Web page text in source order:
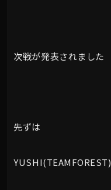
次戦が発表されました
先ずは
YUSHI(TEAMFOREST)